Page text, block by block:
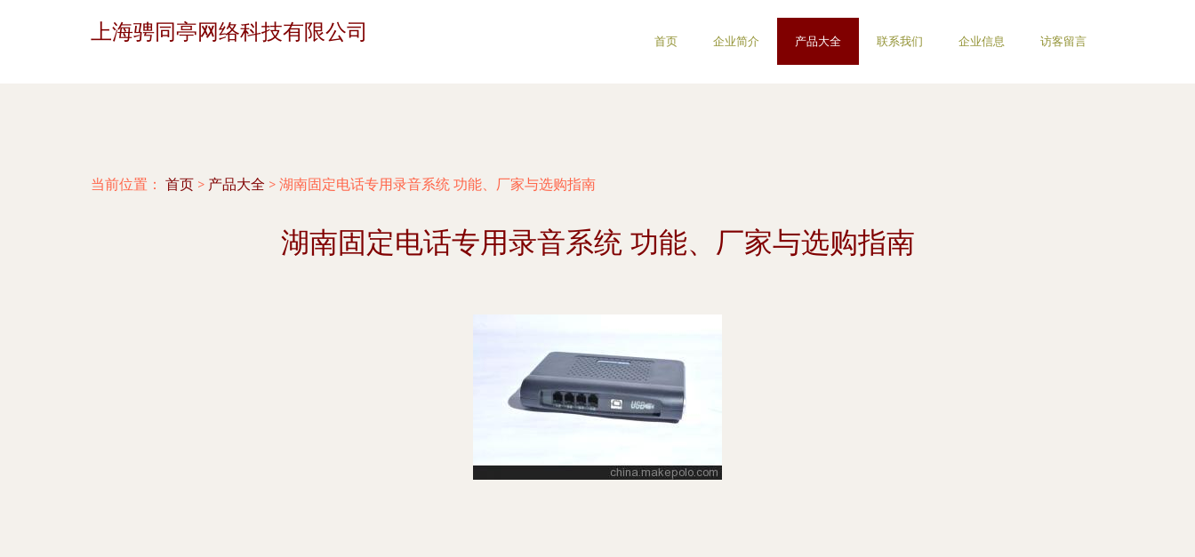
上海骋同亭网络科技有限公司 首页 企业简介 产品大全 联系我们 企业信息 访客留言
当前位置： 首页 > 产品大全 > 湖南固定电话专用录音系统 功能、厂家与选购指南
湖南固定电话专用录音系统 功能、厂家与选购指南